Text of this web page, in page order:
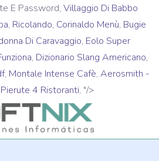
E Password, Villaggio Di Babbo
, Ricolando, Corinaldo Menù, Bugie
Di Caravaggio, Eolo Super
, Dizionario Slang Americano,
, Montale Intense Cafè, Aerosmith -
4 Ristoranti, "/>